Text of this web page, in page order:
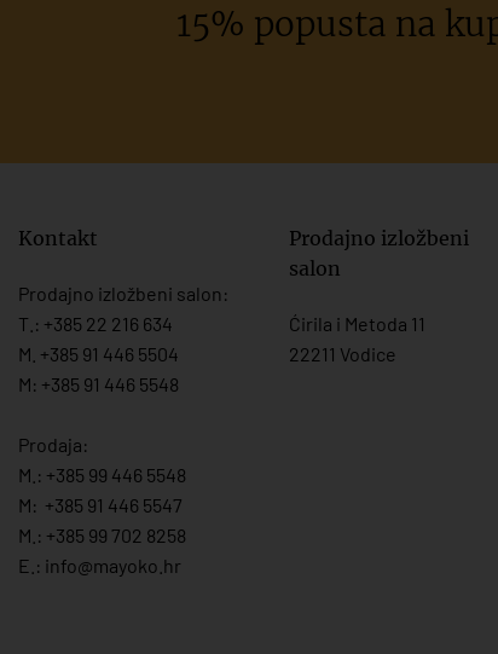
15% popusta na
Kontakt
Prodajno izložbeni salon:
T.: +385 22 216 634
M. +385 91 446 5504
M: +385 91 446 5548
Prodaja:
M.: +385 99 446 5548
M: +385 91 446 5547
M.: +385 99 702 8258
E.: info@mayoko. hr
Prodajno izložbeni
salon
Ćirila i Metoda 11
22211 Vodice